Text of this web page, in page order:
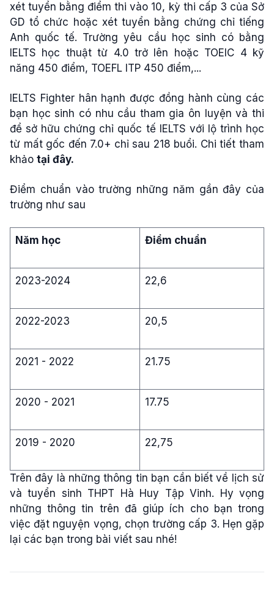
xét tuyển bằng điểm thi vào 10, kỳ thi cấp 3 của Sở
GD tổ chức hoặc xét tuyển bằng chứng chỉ tiếng
Anh quốc tế. Trường yêu cầu học sinh có bằng
IELTS học thuật từ 4.0 trở lên hoặc TOEIC 4 kỹ
năng 450 điểm, TOEFL ITP 450 điểm,...
IELTS Fighter hân hạnh được đồng hành cùng các
bạn học sinh có nhu cầu tham gia ôn luyện và thi
để sở hữu chứng chỉ quốc tế IELTS với lộ trình học
từ mất gốc đến 7.0+ chỉ sau 218 buổi. Chi tiết tham
khảo tại đây.
Điểm chuẩn vào trường những năm gần đây của
trường như sau
Năm học Điểm chuẩn
2023-2024 22,6
2022-2023 20,5
2021 - 2022 21.75
2020 - 2021 17.75
2019 - 2020 22,75
Trên đây là những thông tin bạn cần biết về lịch sử
và tuyển sinh THPT Hà Huy Tập Vinh. Hy vọng
những thông tin trên đã giúp ích cho bạn trong
việc đặt nguyện vọng, chọn trường cấp 3. Hẹn gặp
lại các bạn trong bài viết sau nhé!